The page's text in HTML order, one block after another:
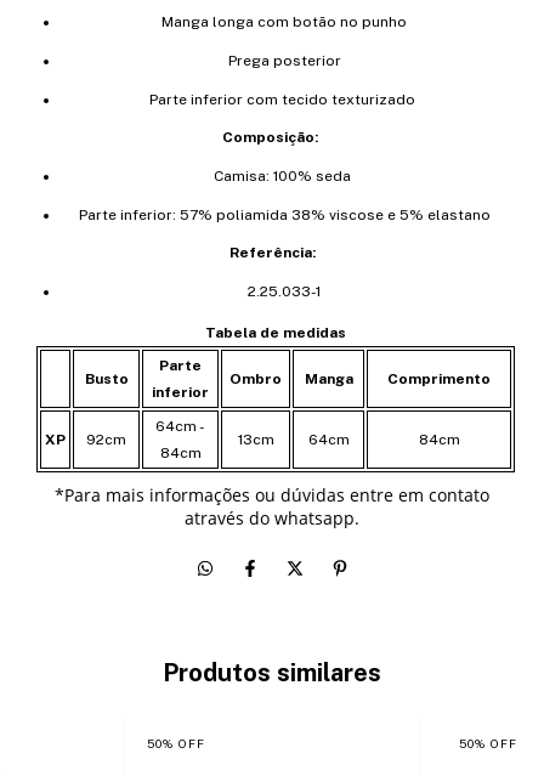
Manga longa com botão no punho
Prega posterior
Parte inferior com tecido texturizado
Composição:
Camisa: 100% seda
Parte inferior: 57% poliamida 38% viscose e 5% elastano
Referência:
2.25.033-1
Tabela de medidas
Busto
Parte
inferior
Ombro Manga Comprimento
XP 92cm
64cm -
84cm
13cm 64cm 84cm
*Para mais informações ou dúvidas entre em contato
através do whatsapp.
Produtos similares
50% OFF 50%OFF